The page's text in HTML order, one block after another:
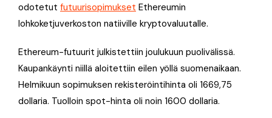
odotetut futuurisopimukset Ethereumin
lohkoketjuverkoston natiiville kryptovaluutalle.
Ethereum-futuurit julkistettiin joulukuun puolivälissä.
Kaupankäynti niillä aloitettiin eilen yöllä suomenaikaan.
Helmikuun sopimuksen rekisteröintihinta oli 1669,75
dollaria. Tuolloin spot-hinta oli noin 1600 dollaria.